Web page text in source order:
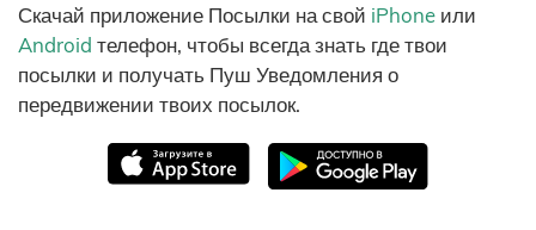
Скачай приложение Посылки на свой iPhone или
Android телефон, чтобы всегда знать где твои
посылки и получать Пуш Уведомления о
передвижении твоих посылок.